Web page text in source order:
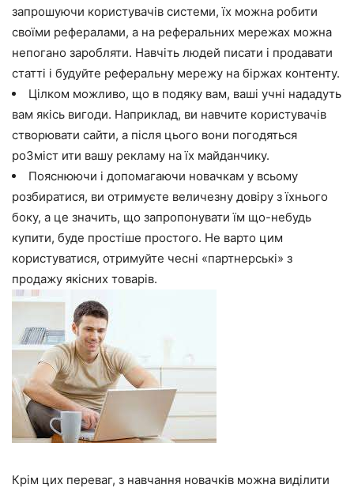
запрошуючи користувачів системи, їх можна робити
своїми рефералами, а на реферальних мережах можна
непогано заробляти. Навчіть людей писати і продавати
статті і будуйте реферальну мережу на біржах контенту.
Цілком можливо, що в подяку вам, ваші учні нададуть
вам якісь вигоди. Наприклад, ви навчите користувачів
створювати сайти, а після цього вони погодяться
роЗміст ити вашу рекламу на їх майданчику.
Пояснюючи і допомагаючи новачкам у всьому
розбиратися, ви отримуєте величезну довіру з їхнього
боку, а це значить, що запропонувати їм що-небудь
купити, буде простіше простого. Не варто цим
користуватися, отримуйте чесні «партнерські» з
продажу якісних товарів.
Крім цих переваг, з навчання новачків можна виділити